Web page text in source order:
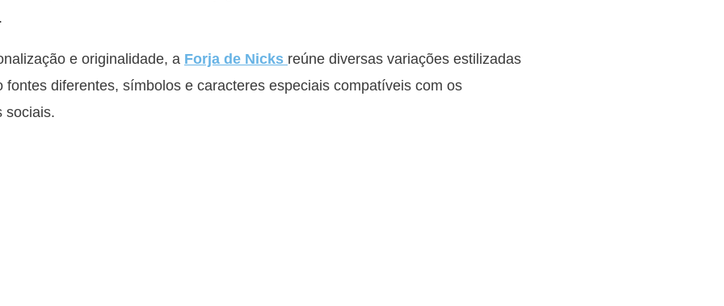
e originalidade, a Forja de Nicks reúne diversas variações estilizadas
fontes diferentes, símbolos e caracteres especiais compatíveis com os
sociais.